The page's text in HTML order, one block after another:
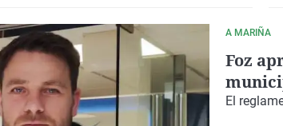
A MARIÑA
Foz
El